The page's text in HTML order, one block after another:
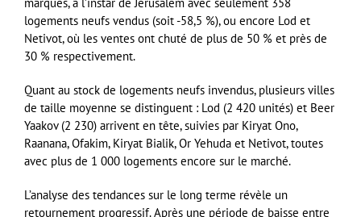
logements neufs vendus (soit -58,5 %), ou encore Lod et
Netivot, où les ventes ont chuté de plus de 50 % et près de
30 % respectivement.
Quant au stock de logements neufs invendus, plusieurs villes
de taille moyenne se distinguent : Lod (2 420 unités) et Beer
Yaakov (2 230) arrivent en tête, suivies par Kiryat Ono,
Raanana, Ofakim, Kiryat Bialik, Or Yehuda et Netivot, toutes
avec plus de 1 000 logements encore sur le marché.
L’analyse des tendances sur le long terme révèle un
retournement progressif. Après une période de baisse entre